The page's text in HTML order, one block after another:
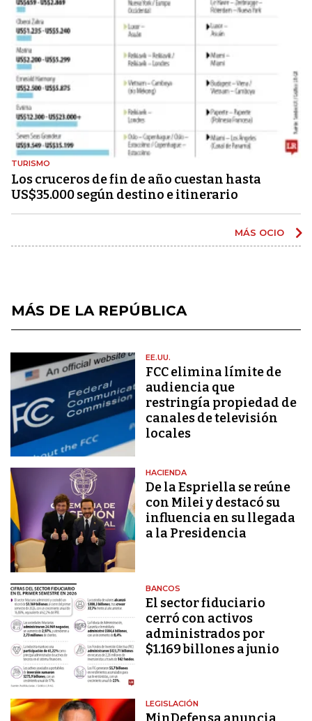
TURISMO
Los cruceros de fin de año cuestan hasta
US$35.000 según destino e itinerario
MÁS OCIO
MÁS DE LA REPÚBLICA
EE.UU.
FCC elimina límite de
audiencia que
restringía propiedad de
canales de televisión
locales
HACIENDA
De la Espriella se reúne
con Milei y destacó su
influencia en su llegada
a la Presidencia
BANCOS
El sector fiduciario
cerró con activos
administrados por
$1.169 billones a junio
LEGISLACIÓN